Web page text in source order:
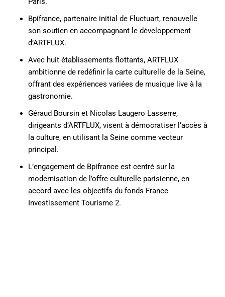
Bpifrance, partenaire initial de Fluctuart, renouvelle
son soutien en accompagnant le développement
d’ARTFLUX.
Avec huit établissements flottants, ARTFLUX
ambitionne de redéfinir la carte culturelle de la Seine,
offrant des expériences variées de musique live à la
gastronomie.
Géraud Boursin et Nicolas Laugero Lasserre,
dirigeants d’ARTFLUX, visent à démocratiser l’accès à
la culture, en utilisant la Seine comme vecteur
principal.
L’engagement de Bpifrance est centré sur la
modernisation de l’offre culturelle parisienne, en
accord avec les objectifs du fonds France
Investissement Tourisme 2.